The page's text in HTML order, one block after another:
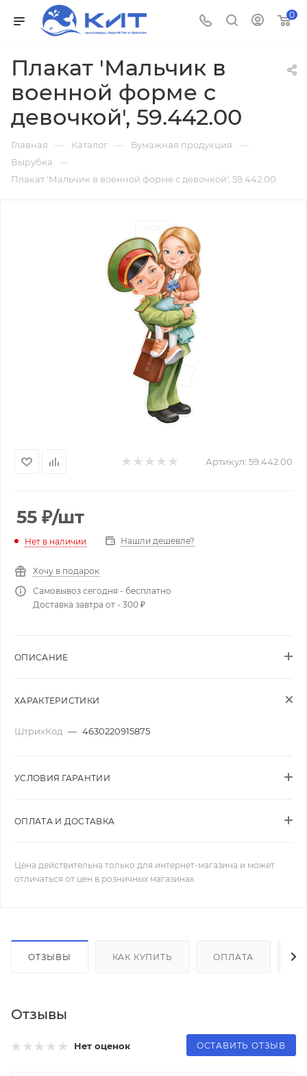
0
Плакат 'Мальчик в
военной форме с
девочкой', 59.442.00
Главная — Каталог — Бумажная продукция —
Вырубка —
Плакат 'Мальчик в военной форме с девочкой', 59.442.00
Артикул: 59.442.00
55 ₽/шт
Нет в наличии Нашли дешевле?
Хочу в подарок
Самовывоз сегодня - бесплатно
Доставка завтра от - 300 ₽
ОПИСАНИЕ
ХАРАКТЕРИСТИКИ
ШтрихКод — 4630220915875
УСЛОВИЯ ГАРАНТИИ
ОПЛАТА И ДОСТАВКА
Цена действительна только для интернет-магазина и может
отличаться от цен в розничных магазинах
ОТЗЫВЫ КАК КУПИТЬ ОПЛАТА
Отзывы
Нет оценок ОСТАВИТЬ ОТЗЫВ